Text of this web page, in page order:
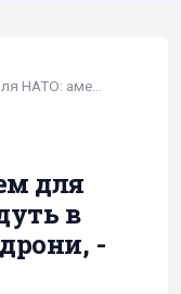
для
в
-